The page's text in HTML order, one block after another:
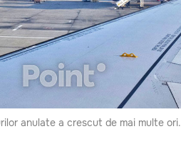
anulate a crescut de mai multe ori.